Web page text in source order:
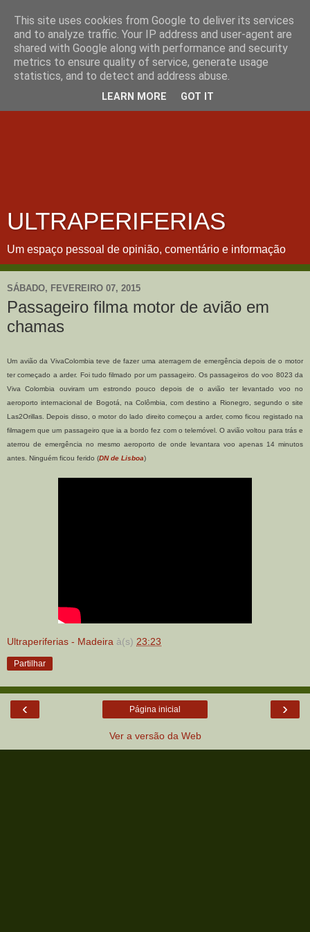
ULTRAPERIFERIAS
Um espaço pessoal de opinião, comentário e informação
SÁBADO, FEVEREIRO 07, 2015
Passageiro filma motor de avião em
chamas
Um avião da VivaColombia teve de fazer uma aterragem de emergência depois de o motor
ter começado a arder. Foi tudo filmado por um passageiro. Os passageiros do voo 8023 da
Viva Colombia ouviram um estrondo pouco depois de o avião ter levantado voo no
aeroporto internacional de Bogotá, na Colômbia, com destino a Rionegro, segundo o site
Las2Orillas. Depois disso, o motor do lado direito começou a arder, como ficou registado na
filmagem que um passageiro que ia a bordo fez com o telemóvel. O avião voltou para trás e
aterrou de emergência no mesmo aeroporto de onde levantara voo apenas 14 minutos
antes. Ninguém ficou ferido (DN de Lisboa)
Ultraperiferias - Madeira à(s) 23:23
Partilhar
‹ ›
Página inicial
Ver a versão da Web
This site uses cookies from Google to deliver its services
and to analyze traffic. Your IP address and user-agent are
shared with Google along with performance and security
metrics to ensure quality of service, generate usage
statistics, and to detect and address abuse.
LEARN MORE GOT IT